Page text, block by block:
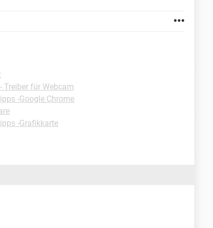
Treiber für Webcam
-Google Chrome
-Grafikkarte